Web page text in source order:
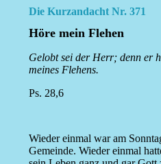
Die Kurzandacht Nr. 371
Höre mein Flehen
Gelobt sei der Herr; denn er
meines Flehens.
Ps. 28,6
Wieder einmal war am
Gemeinde. Wieder einmal